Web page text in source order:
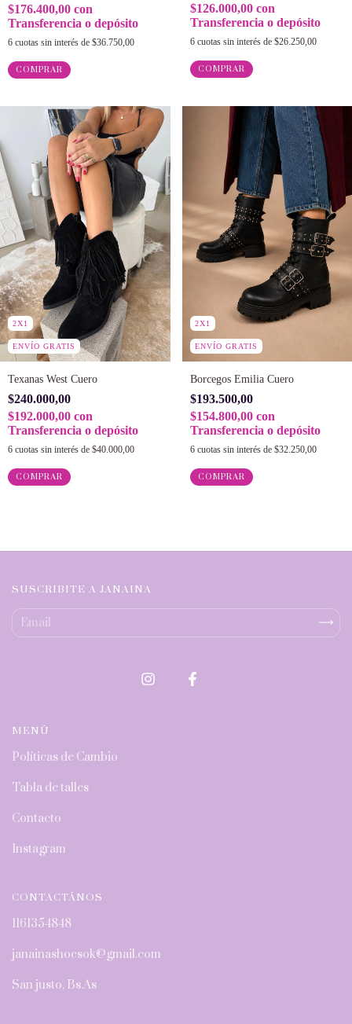
$176.400,00 con
Transferencia o depósito
6 cuotas sin interés de $36.750,00
COMPRAR
$126.000,00 con
Transferencia o depósito
6 cuotas sin interés de $26.250,00
COMPRAR
2X1
ENVÍO GRATIS
Texanas West Cuero
$240.000,00
$192.000,00 con
Transferencia o depósito
6 cuotas sin interés de $40.000,00
COMPRAR
2X1
ENVÍO GRATIS
Borcegos Emilia Cuero
$193.500,00
$154.800,00 con
Transferencia o depósito
6 cuotas sin interés de $32.250,00
COMPRAR
SUSCRIBITE A JANAINA
MENÚ
Políticas de Cambio
Tabla de talles
Contacto
Instagram
CONTACTÁNOS
1161354848
janainashoesok@gmail.com
San justo, Bs.As